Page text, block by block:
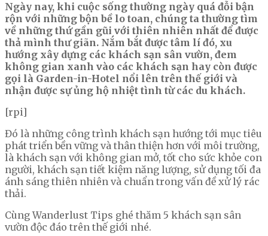
Ngày nay, khi cuộc sống thường ngày quá đỗi bận
rộn với những bộn bề lo toan, chúng ta thường tìm
về những thứ gần gũi với thiên nhiên nhất để được
thả mình thư giãn. Nắm bắt được tâm lí đó, xu
hướng xây dựng các khách sạn sân vườn, đem
không gian xanh vào các khách sạn hay còn được
gọi là Garden-in-Hotel nổi lên trên thế giới và
nhận được sự ủng hộ nhiệt tình từ các du khách.
[rpi]
Đó là những công trình khách sạn hướng tới mục tiêu
phát triển bền vững và thân thiện hơn với môi trường,
là khách sạn với không gian mở, tốt cho sức khỏe con
người, khách sạn tiết kiệm năng lượng, sử dụng tối đa
ánh sáng thiên nhiên và chuẩn trong vấn đề xử lý rác
thải.
Cùng Wanderlust Tips ghé thăm 5 khách sạn sân
vườn độc đáo trên thế giới nhé.